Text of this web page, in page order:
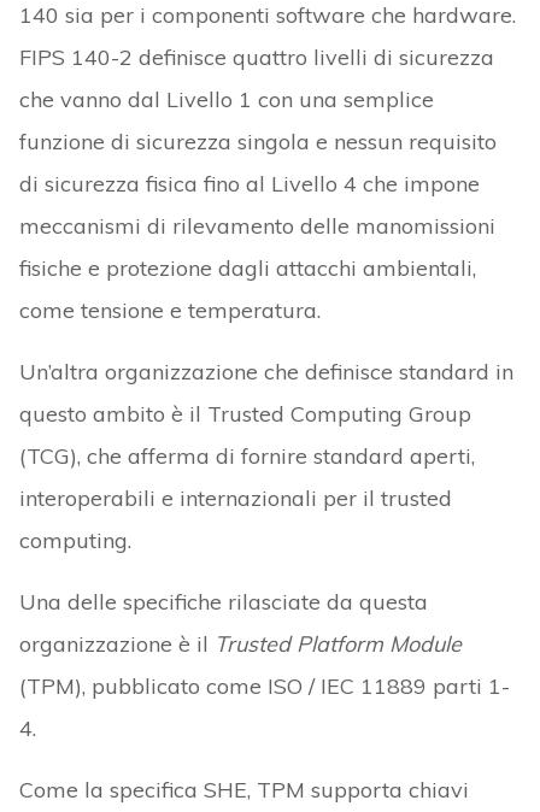
140 sia per i componenti software che hardware.
FIPS 140-2 definisce quattro livelli di sicurezza
che vanno dal Livello 1 con una semplice
funzione di sicurezza singola e nessun requisito
di sicurezza fisica fino al Livello 4 che impone
meccanismi di rilevamento delle manomissioni
fisiche e protezione dagli attacchi ambientali,
come tensione e temperatura.
Un’altra organizzazione che definisce standard in
questo ambito è il Trusted Computing Group
(TCG), che afferma di fornire standard aperti,
interoperabili e internazionali per il trusted
computing.
Una delle specifiche rilasciate da questa
organizzazione è il Trusted Platform Module
(TPM), pubblicato come ISO / IEC 11889 parti 1-
4.
Come la specifica SHE, TPM supporta chiavi